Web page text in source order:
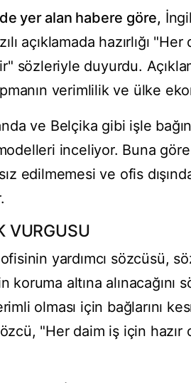
yer alan habere göre,
açıklamada hazırlığı
sözleriyle duyurdu.
verimlilik ve ülke
ve Belçika gibi işle
inceliyor. Buna göre
edilmemesi ve ofis
VURGUSU
yardımcı sözcüsü,
koruma altına alınacağını
olması için bağlarını
"Her daim iş için